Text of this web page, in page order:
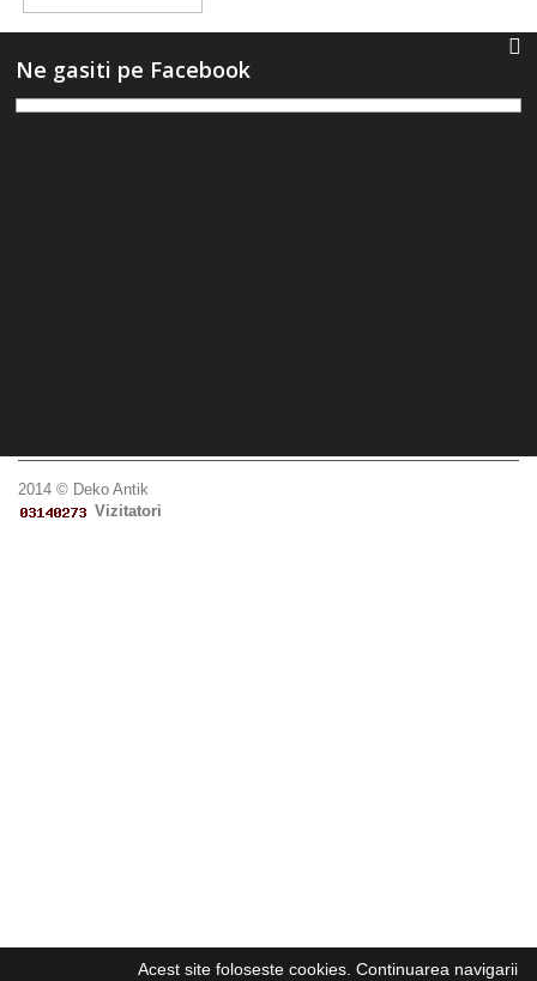
2014 © Deko Antik
Vizitatori
Ne gasiti pe Facebook
Acest site foloseste cookies. Continuarea navigarii